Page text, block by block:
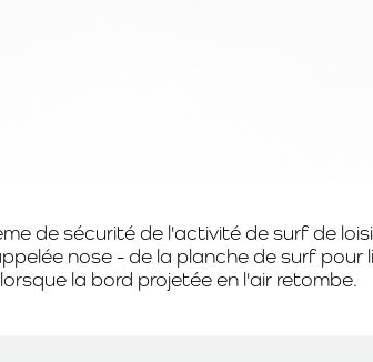
de sécurité de l'activité de surf de
nose - de la planche de surf pour
la bord projetée en l'air retombe.